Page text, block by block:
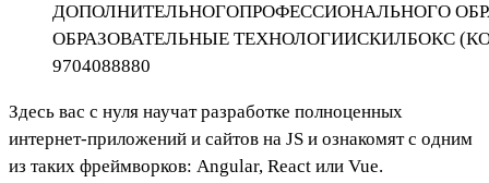
ДОПОЛНИТЕЛЬНОГОПРОФЕССИОНАЛЬНОГО
ОБРАЗОВАТЕЛЬНЫЕ ТЕХНОЛОГИИСКИЛБОКС
9704088880
Здесь вас с нуля научат разработке полноценных
интернет-приложений и сайтов на JS и ознакомят с одним
из таких фреймворков: Angular, React или Vue.